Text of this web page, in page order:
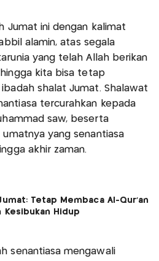
Jumat ini dengan kalimat
alamin, atas segala
yang telah Allah berikan
kita bisa tetap
shalat Jumat. Shalawat
tercurahkan kepada
saw, beserta
umatnya yang senantiasa
akhir zaman.
Tetap Membaca Al-Qur’an
Kesibukan Hidup
senantiasa mengawali